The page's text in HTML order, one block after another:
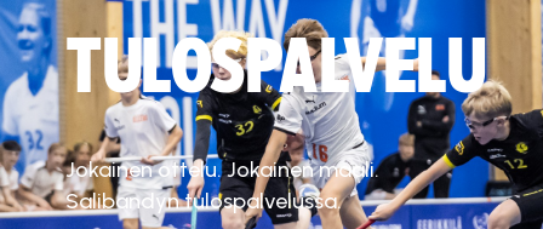
TULOSPALVELU
Jokainen ottelu. Jokainen maali.
Salibandyn tulospalvelussa.